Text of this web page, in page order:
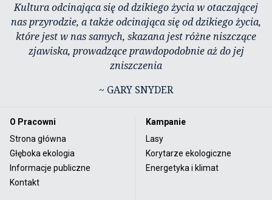
Kultura odcinająca się od dzikiego życia w otaczającej
nas przyrodzie, a także odcinająca się od dzikiego życia,
które jest w nas samych, skazana jest różne niszczące
zjawiska, prowadzące prawdopodobnie aż do jej
zniszczenia
~ GARY SNYDER
O Pracowni
Strona główna
Głęboka ekologia
Informacje publiczne
Kontakt
Kampanie
Lasy
Korytarze ekologiczne
Energetyka i klimat